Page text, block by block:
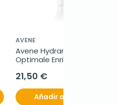
AVENE
Avene Hydrance
Optimale Enriquecida, 40
21,50 €
Añadir al carrito